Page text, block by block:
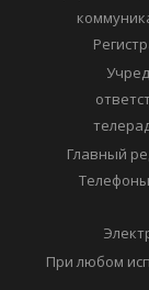
сфере
Главный